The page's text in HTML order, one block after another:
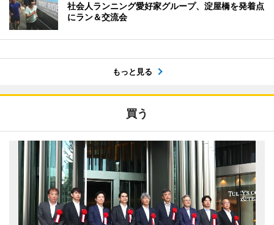
社会人ランニング愛好家グループ、淀屋橋を発着点
にラン＆交流会
もっと見る
買う